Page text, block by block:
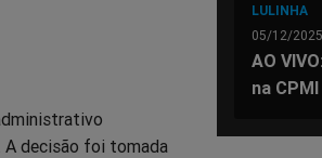
A decisão foi tomada
LULINHA
05/12/2025
AO
na